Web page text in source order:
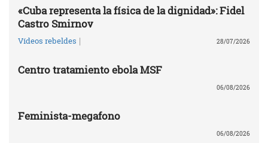
«Cuba representa la física de la dignidad»: Fidel
Castro Smirnov
Vídeos rebeldes | 28/07/2026
Centro tratamiento ebola MSF
06/08/2026
Feminista-megafono
06/08/2026